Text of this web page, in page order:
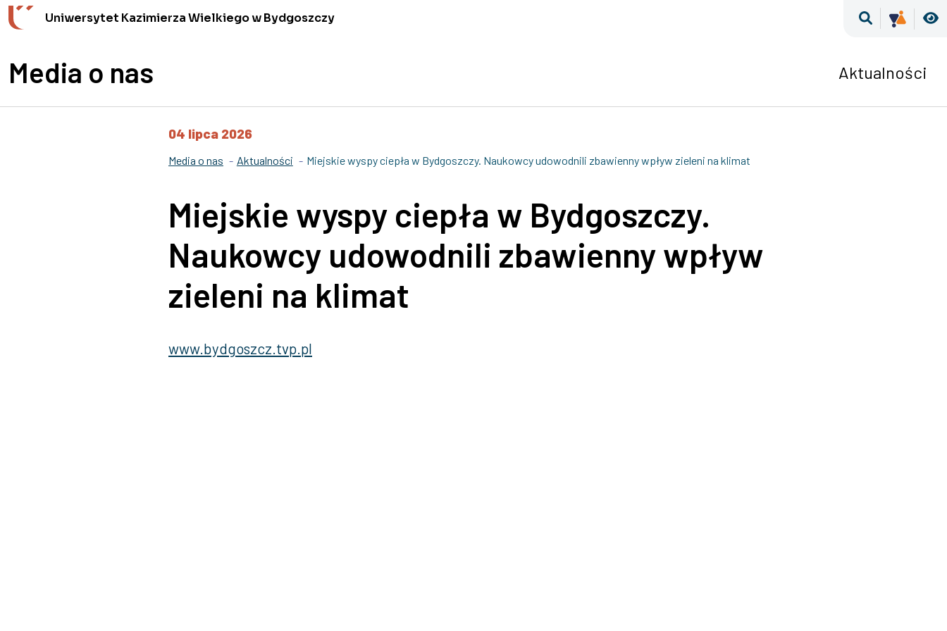
Przejdź do wyszukiwarki
Przejdź do treści
Przejdź do stopki - Kontakt
Uniwersytet Kazimierza Wielkiego w Bydgoszczy
Media o nas Aktualności
04 lipca 2026
Media o nas Aktualności Miejskie wyspy ciepła w Bydgoszczy. Naukowcy udowodnili zbawienny wpływ zieleni na klimat
Miejskie wyspy ciepła w Bydgoszczy.
Naukowcy udowodnili zbawienny wpływ
zieleni na klimat
www.bydgoszcz.tvp.pl